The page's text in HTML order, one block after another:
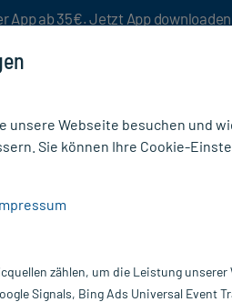
App ab 35€. Jetzt App downloaden
ab 19€ Mindestbestellwert!
unsere Webseite besuchen und
Sie können Ihre Cookie-
zählen, um die Leistung unserer
Signals, Bing Ads Universal Event